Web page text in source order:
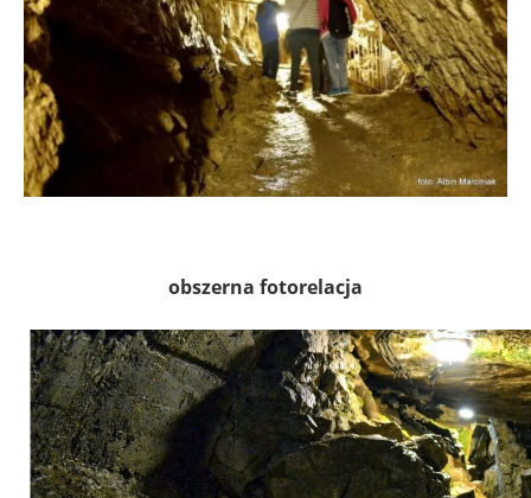
obszerna fotorelacja